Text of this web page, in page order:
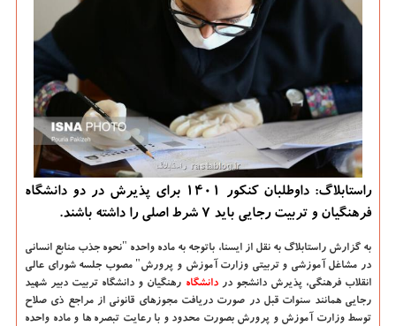
راستابلاگ: داوطلبان کنکور 1401 برای پذیرش در دو دانشگاه
فرهنگیان و تربیت رجایی باید 7 شرط اصلی را داشته باشند.
به گزارش راستابلاگ به نقل از ایسنا، باتوجه به ماده واحده "نحوه جذب منابع انسانی
در مشاغل آموزشی و تربیتی وزارت آموزش و پرورش" مصوب جلسه شورای عالی
انقلاب فرهنگی، پذیرش دانشجو دردانشگاه‌ رهنگیان و دانشگاه تربیت دبیر شهید
رجایی همانند سنوات قبل در صورت دریافت مجوزهای قانونی از مراجع ذی صلاح
توسط وزارت آموزش و پرورش بصورت محدود و با رعایت تبصره ها و ماده واحده